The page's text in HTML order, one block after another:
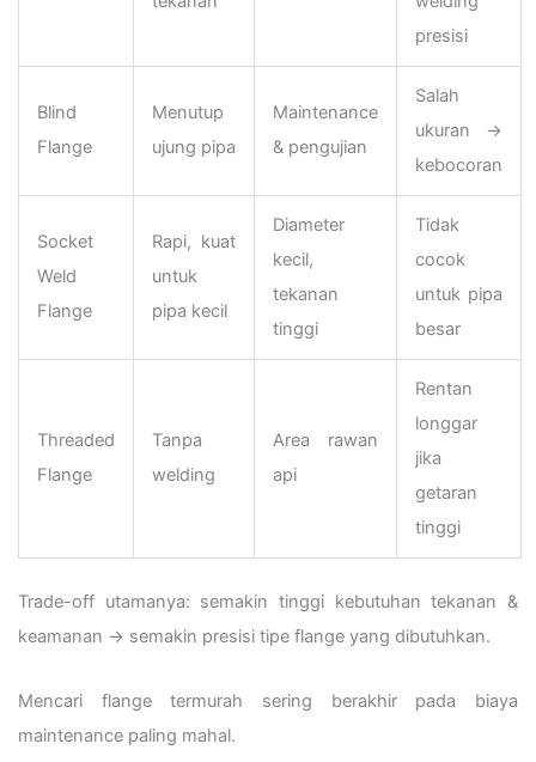
presisi
Blind
Flange
Menutup
ujung pipa
Maintenance
& pengujian
Salah
ukuran →
kebocoran
Socket
Weld
Flange
Rapi, kuat
untuk
pipa kecil
Diameter
kecil,
tekanan
tinggi
Tidak
cocok
untuk pipa
besar
Threaded
Flange
Tanpa
welding
Area rawan
api
Rentan
longgar
jika
getaran
tinggi
Trade-off utamanya: semakin tinggi kebutuhan tekanan &
keamanan → semakin presisi tipe flange yang dibutuhkan.
Mencari flange termurah sering berakhir pada biaya
maintenance paling mahal.